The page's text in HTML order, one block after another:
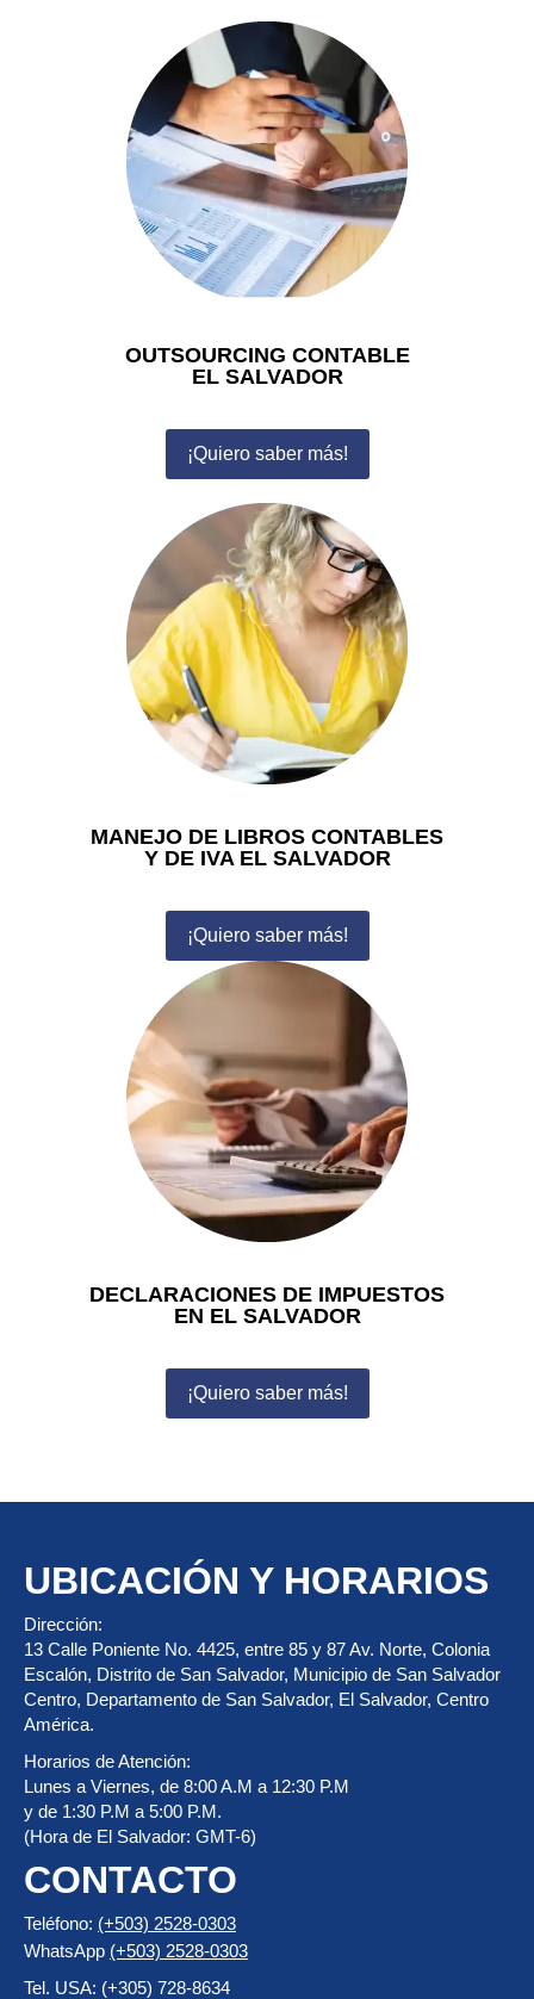
OUTSOURCING CONTABLE
EL SALVADOR
¡Quiero saber más!
MANEJO DE LIBROS CONTABLES
Y DE IVA EL SALVADOR
¡Quiero saber más!
DECLARACIONES DE IMPUESTOS
EN EL SALVADOR
¡Quiero saber más!
UBICACIÓN Y HORARIOS
Dirección:
13 Calle Poniente No. 4425, entre 85 y 87 Av. Norte, Colonia
Escalón, Distrito de San Salvador, Municipio de San Salvador
Centro, Departamento de San Salvador, El Salvador, Centro
América.
Horarios de Atención:
Lunes a Viernes, de 8:00 A.M a 12:30 P.M
y de 1:30 P.M a 5:00 P.M.
(Hora de El Salvador: GMT-6)
CONTACTO
Teléfono: (+503) 2528-0303
WhatsApp (+503) 2528-0303
Tel. USA: (+305) 728-8634